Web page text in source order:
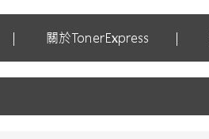
關於TonerExpress